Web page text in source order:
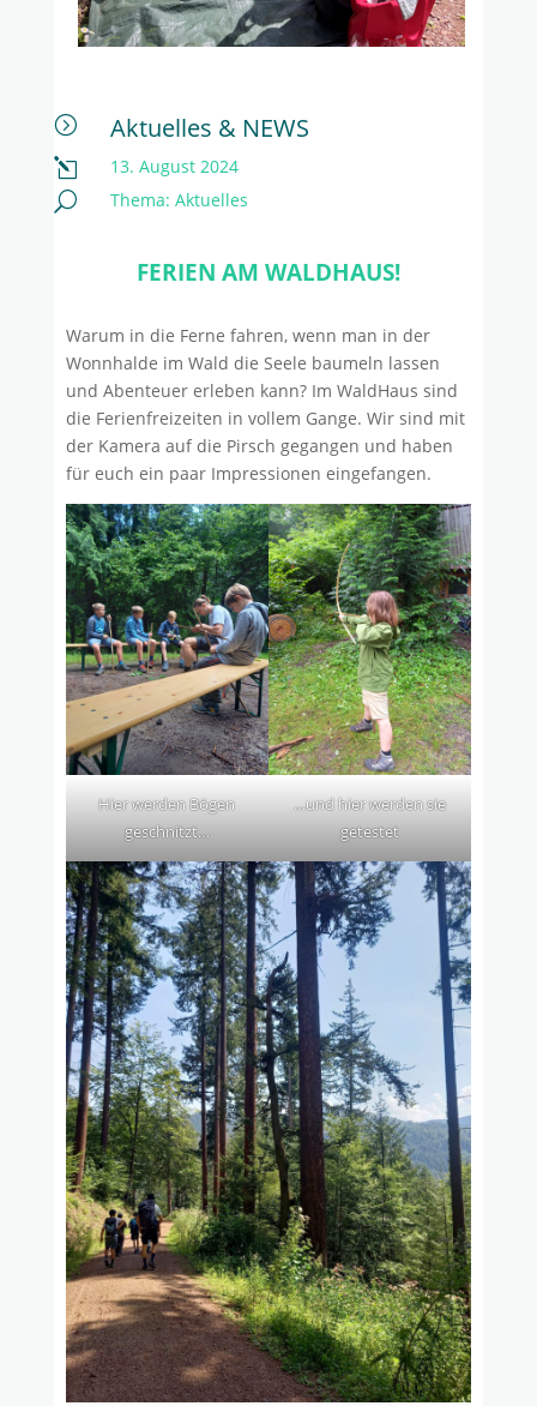
= Aktuelles & NEWS
l
13. August 2024
U
Thema: Aktuelles
FERIEN AM WALDHAUS!
Warum in die Ferne fahren, wenn man in der
Wonnhalde im Wald die Seele baumeln lassen
und Abenteuer erleben kann? Im WaldHaus sind
die Ferienfreizeiten in vollem Gange. Wir sind mit
der Kamera auf die Pirsch gegangen und haben
für euch ein paar Impressionen eingefangen.
Hier werden Bögen
geschnitzt…
…und hier werden sie
getestet